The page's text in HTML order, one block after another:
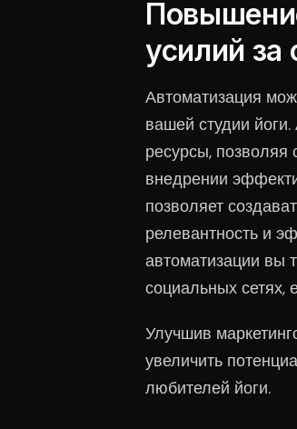
усилий за
Автоматизация
вашей студии
ресурсы, позволяя
внедрении
позволяет
релевантность и
автоматизации вы
социальных
Улучшив
увеличить
любителей йоги.